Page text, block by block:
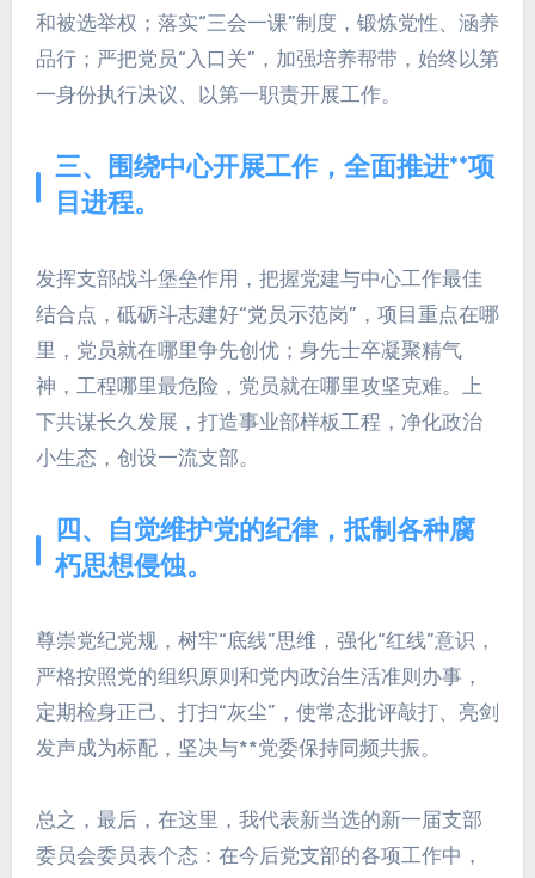
和被选举权；落实“三会一课”制度，锻炼党性、涵养
品行；严把党员“入口关”，加强培养帮带，始终以第
一身份执行决议、以第一职责开展工作。
三、围绕中心开展工作，全面推进**项
目进程。
发挥支部战斗堡垒作用，把握党建与中心工作最佳
结合点，砥砺斗志建好“党员示范岗”，项目重点在哪
里，党员就在哪里争先创优；身先士卒凝聚精气
神，工程哪里最危险，党员就在哪里攻坚克难。上
下共谋长久发展，打造事业部样板工程，净化政治
小生态，创设一流支部。
四、自觉维护党的纪律，抵制各种腐
朽思想侵蚀。
尊崇党纪党规，树牢“底线”思维，强化“红线”意识，
严格按照党的组织原则和党内政治生活准则办事，
定期检身正己、打扫“灰尘”，使常态批评敲打、亮剑
发声成为标配，坚决与**党委保持同频共振。
总之，最后，在这里，我代表新当选的新一届支部
委员会委员表个态：在今后党支部的各项工作中，